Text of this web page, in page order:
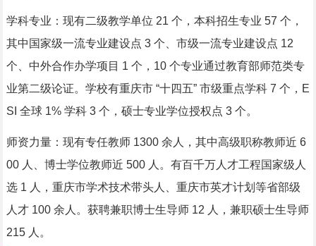
学科专业：现有二级教学单位 21 个，本科招生专业 57 个，
其中国家级一流专业建设点 3 个、市级一流专业建设点 12
个、中外合作办学项目 1 个，10 个专业通过教育部师范类专
业第二级论证。学校有重庆市 “十四五” 市级重点学科 7 个，E
SI 全球 1% 学科 3 个，硕士专业学位授权点 3 个。
师资力量：现有专任教师 1300 余人，其中高级职称教师近 6
00 人、博士学位教师近 500 人。有百千万人才工程国家级人
选 1 人，重庆市学术技术带头人、重庆市英才计划等省部级
人才 100 余人。获聘兼职博士生导师 12 人，兼职硕士生导师
215 人。